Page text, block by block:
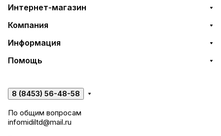
Интернет-магазин
Компания
Информация
Помощь
8 (8453) 56-48-58
По общим вопросам
infomidiltd@mail.ru